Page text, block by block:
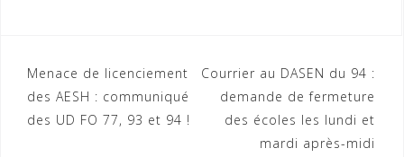
Navigation
de
Menace de licenciement
des AESH : communiqué
des UD FO 77, 93 et 94 !
Courrier au DASEN du 94 :
demande de fermeture
des écoles les lundi et
mardi après-midi